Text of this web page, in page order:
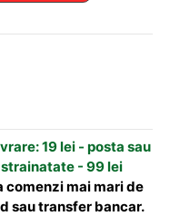
19 lei - posta sau
- 99 lei
comenzi mai mari de
sau transfer bancar.